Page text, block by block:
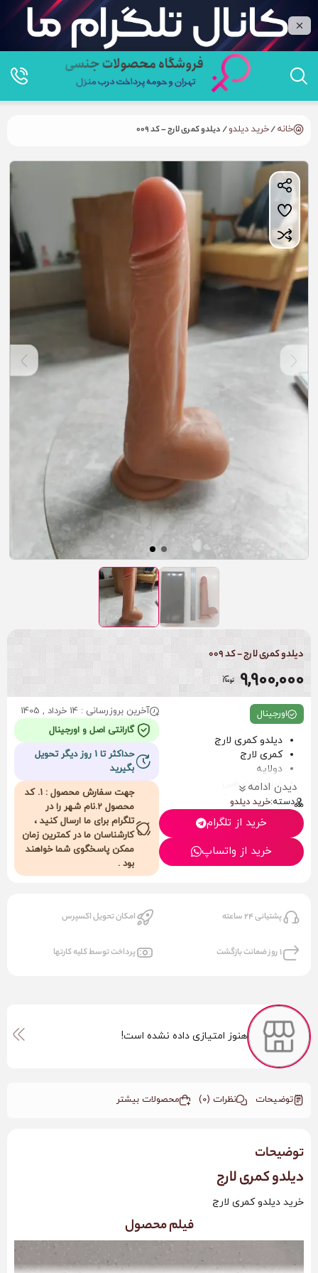
خانه/خرید دیلدو/ دیلدو کمری لارج – کد 009
دیلدو کمری لارج - کد 009
9,900,000
اورجینال
دیلدو کمری لارج
کمری لارج
دولایه
سیلیکون طبی
کیفیت تضمینی
پشت چسبدار
کمربند خور
طول مفید 20cm
قطر 4cm
بسته بندی دار (وکیوم و
جعبه)
دیدن ادامه
دسته:خرید دیلدو
خرید از تلگرام
خرید از واتساپ
آخرین بروزرسانی : 14 خرداد , 1405
گارانتی اصل و اورجینال
حداکثر تا 1 روز دیگر تحویل
بگیرید
جهت سفارش محصول : 1. کد
محصول 2.نام شهر را در
تلگرام برای ما ارسال کنید ،
کارشناسان ما در کمترین زمان
ممکن پاسخگوی شما خواهند
بود .
پشتیانی 24 ساعته امکان تحویل اکسپرس
1 روز ضمانت بازگشت پرداخت توسط کلیه کارتها
هنوز امتیازی داده نشده است!
توضیحات نظرات (0) محصولات بیشتر
توضیحات
دیلدو کمری لارج
خرید دیلدو کمری لارج
فیلم محصول